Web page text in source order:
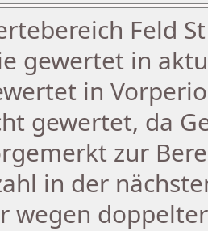
Feld
gewertet in
in
gewertet, da
zur
in der
wegen